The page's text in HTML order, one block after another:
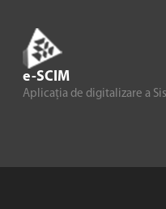
e-SCIM
Aplicația de digitalizare a